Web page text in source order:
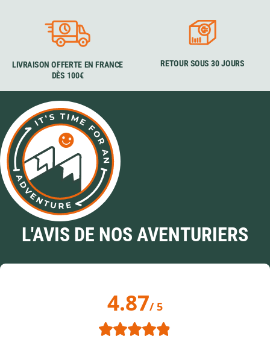
LIVRAISON OFFERTE EN FRANCE
DÈS 100€
RETOUR SOUS 30 JOURS
L'AVIS DE NOS AVENTURIERS
4.87/ 5